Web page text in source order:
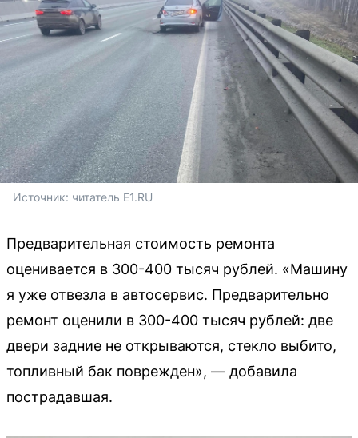
Источник: читатель E1.RU
Предварительная стоимость ремонта
оценивается в 300-400 тысяч рублей. «Машину
я уже отвезла в автосервис. Предварительно
ремонт оценили в 300-400 тысяч рублей: две
двери задние не открываются, стекло выбито,
топливный бак поврежден», — добавила
пострадавшая.